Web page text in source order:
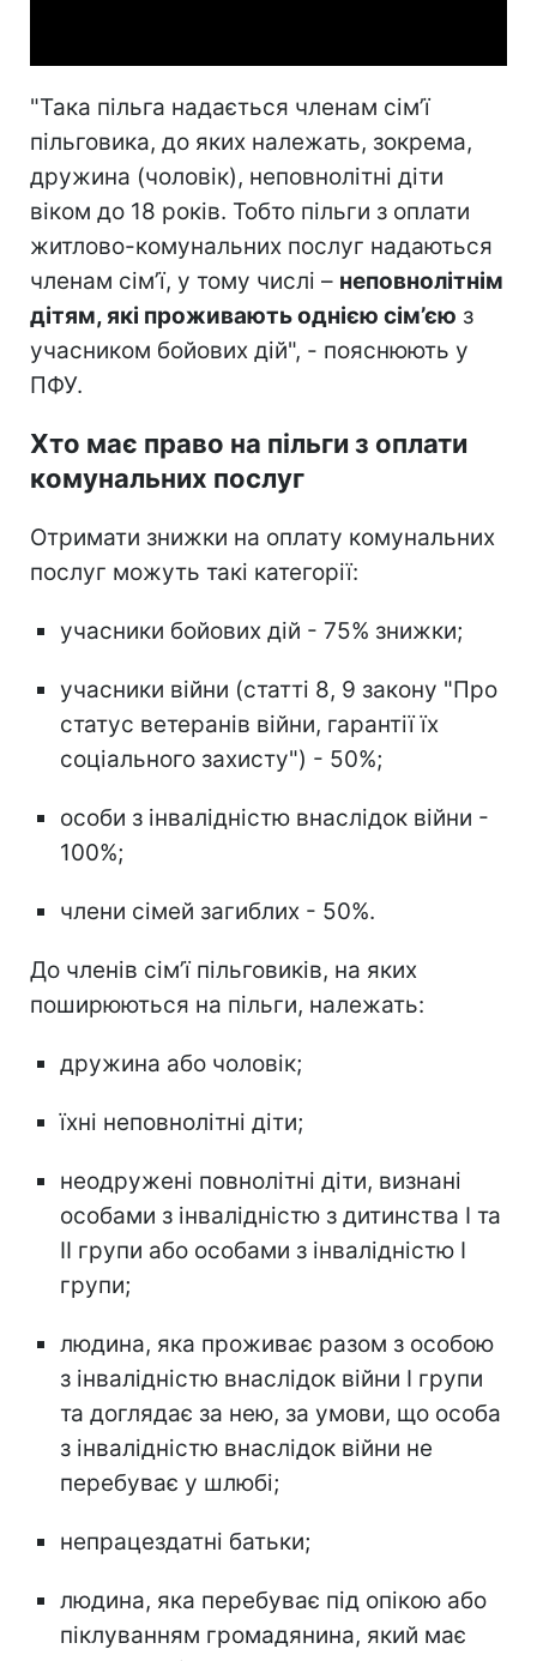
"Така пільга надається членам сім’ї
пільговика, до яких належать, зокрема,
дружина (чоловік), неповнолітні діти
віком до 18 років. Тобто пільги з оплати
житлово-комунальних послуг надаються
членам сім’ї, у тому числі – неповнолітнім
дітям, які проживають однією сім’єю з
учасником бойових дій", - пояснюють у
ПФУ.
Хто має право на пільги з оплати
комунальних послуг
Отримати знижки на оплату комунальних
послуг можуть такі категорії:
учасники бойових дій - 75% знижки;
учасники війни (статті 8, 9 закону "Про
статус ветеранів війни, гарантії їх
соціального захисту") - 50%;
особи з інвалідністю внаслідок війни -
100%;
члени сімей загиблих - 50%.
До членів сім’ї пільговиків, на яких
поширюються на пільги, належать:
дружина або чоловік;
їхні неповнолітні діти;
неодружені повнолітні діти, визнані
особами з інвалідністю з дитинства I та
II групи або особами з інвалідністю I
групи;
людина, яка проживає разом з особою
з інвалідністю внаслідок війни I групи
та доглядає за нею, за умови, що особа
з інвалідністю внаслідок війни не
перебуває у шлюбі;
непрацездатні батьки;
людина, яка перебуває під опікою або
піклуванням громадянина, який має